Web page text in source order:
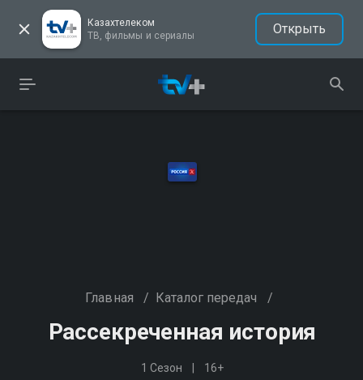
Казахтелеком
ТВ, фильмы и сериалы
Открыть
Главная / Каталог передач /
Рассекреченная история
1 Сезон
16+